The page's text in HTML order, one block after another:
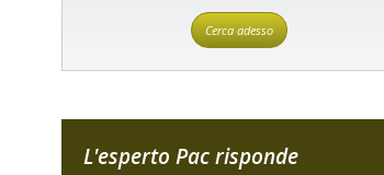
Cerca adesso
L'esperto Pac risponde